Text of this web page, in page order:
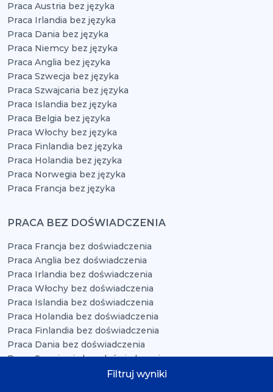
Filtruj wyniki
Praca Austria bez języka
Praca Irlandia bez języka
Praca Dania bez języka
Praca Niemcy bez języka
Praca Anglia bez języka
Praca Szwecja bez języka
Praca Szwajcaria bez języka
Praca Islandia bez języka
Praca Belgia bez języka
Praca Włochy bez języka
Praca Finlandia bez języka
Praca Holandia bez języka
Praca Norwegia bez języka
Praca Francja bez języka
PRACA BEZ DOŚWIADCZENIA
Praca Francja bez doświadczenia
Praca Anglia bez doświadczenia
Praca Irlandia bez doświadczenia
Praca Włochy bez doświadczenia
Praca Islandia bez doświadczenia
Praca Holandia bez doświadczenia
Praca Finlandia bez doświadczenia
Praca Dania bez doświadczenia
Praca Szwajcaria bez doświadczenia
Praca Norwegia bez doświadczenia